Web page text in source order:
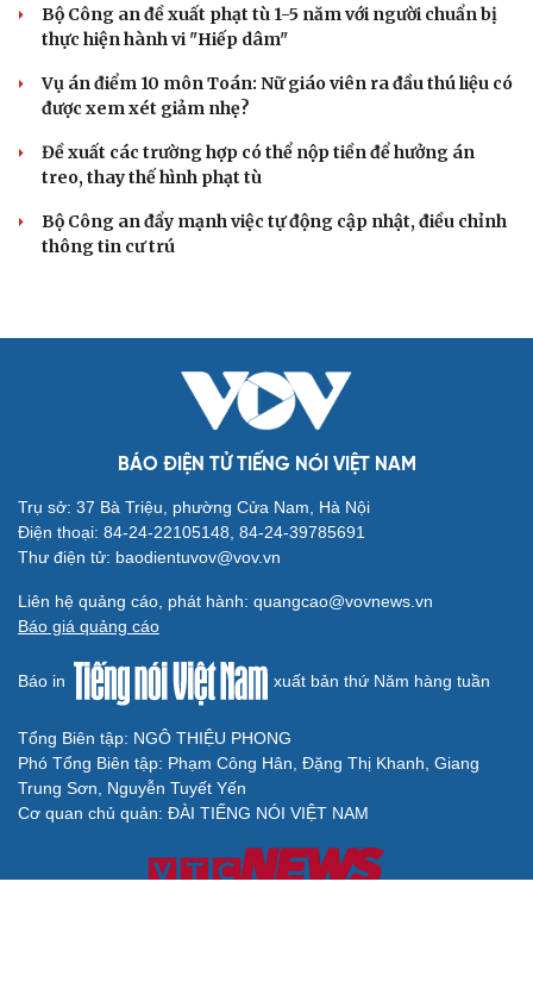
Bộ Công an đề xuất phạt tù 1-5 năm với người chuẩn bị
thực hiện hành vi "Hiếp dâm"
Vụ án điểm 10 môn Toán: Nữ giáo viên ra đầu thú liệu có
được xem xét giảm nhẹ?
Đề xuất các trường hợp có thể nộp tiền để hưởng án
treo, thay thế hình phạt tù
Bộ Công an đẩy mạnh việc tự động cập nhật, điều chỉnh
thông tin cư trú
BÁO ĐIỆN TỬ TIẾNG NÓI VIỆT NAM
Trụ sở: 37 Bà Triệu, phường Cửa Nam, Hà Nội
Điện thoại: 84-24-22105148, 84-24-39785691
Thư điện tử: baodientuvov@vov.vn
Liên hệ quảng cáo, phát hành: quangcao@vovnews.vn
Báo giá quảng cáo
Báo in xuất bản thứ Năm hàng tuần
Tổng Biên tập: NGÔ THIỆU PHONG
Phó Tổng Biên tập: Phạm Công Hân, Đặng Thị Khanh, Giang
Trung Sơn, Nguyễn Tuyết Yến
Cơ quan chủ quản: ĐÀI TIẾNG NÓI VIỆT NAM